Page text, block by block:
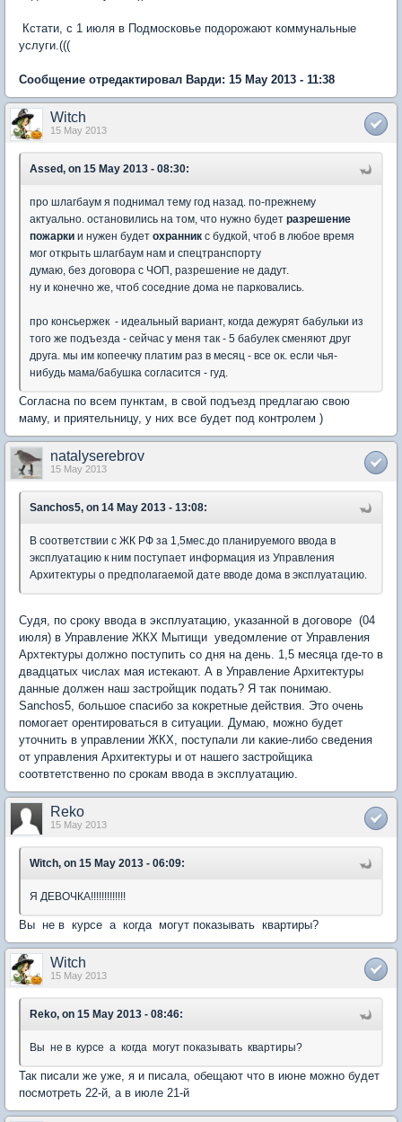
Кстати, с 1 июля в Подмосковье подорожают коммунальные
услуги.(((
Сообщение отредактировал Варди: 15 May 2013 - 11:38
Witch
15 May 2013
Assed, on 15 May 2013 - 08:30:
про шлагбаум я поднимал тему год назад. по-прежнему
актуально. остановились на том, что нужно будет разрешение
пожарки и нужен будет охранник с будкой, чтоб в любое время
мог открыть шлагбаум нам и спецтранспорту
думаю, без договора с ЧОП, разрешение не дадут.
ну и конечно же, чтоб соседние дома не парковались.
про консьержек - идеальный вариант, когда дежурят бабульки из
того же подъезда - сейчас у меня так - 5 бабулек сменяют друг
друга. мы им копеечку платим раз в месяц - все ок. если чья-
нибудь мама/бабушка согласится - гуд.
Согласна по всем пунктам, в свой подъезд предлагаю свою
маму, и приятельницу, у них все будет под контролем )
natalyserebrov
15 May 2013
Sanchos5, on 14 May 2013 - 13:08:
В соответствии с ЖК РФ за 1,5мес.до планируемого ввода в
эксплуатацию к ним поступает информация из Управления
Архитектуры о предполагаемой дате вводе дома в эксплуатацию.
Судя, по сроку ввода в эксплуатацию, указанной в договоре (04
июля) в Управление ЖКХ Мытищи уведомление от Управления
Архтектуры должно поступить со дня на день. 1,5 месяца где-то в
двадцатых числах мая истекают. А в Управление Архитектуры
данные должен наш застройщик подать? Я так понимаю.
Sanchos5, большое спасибо за кокретные действия. Это очень
помогает орентироваться в ситуации. Думаю, можно будет
уточнить в управлении ЖКХ, поступали ли какие-либо сведения
от управления Архитектуры и от нашего застройщика
соотвтетственно по срокам ввода в эксплуатацию.
Reko
15 May 2013
Witch, on 15 May 2013 - 06:09:
Я ДЕВОЧКА!!!!!!!!!!!!!
Вы не в курсе а когда могут показывать квартиры?
Witch
15 May 2013
Reko, on 15 May 2013 - 08:46:
Вы не в курсе а когда могут показывать квартиры?
Так писали же уже, я и писала, обещают что в июне можно будет
посмотреть 22-й, а в июле 21-й